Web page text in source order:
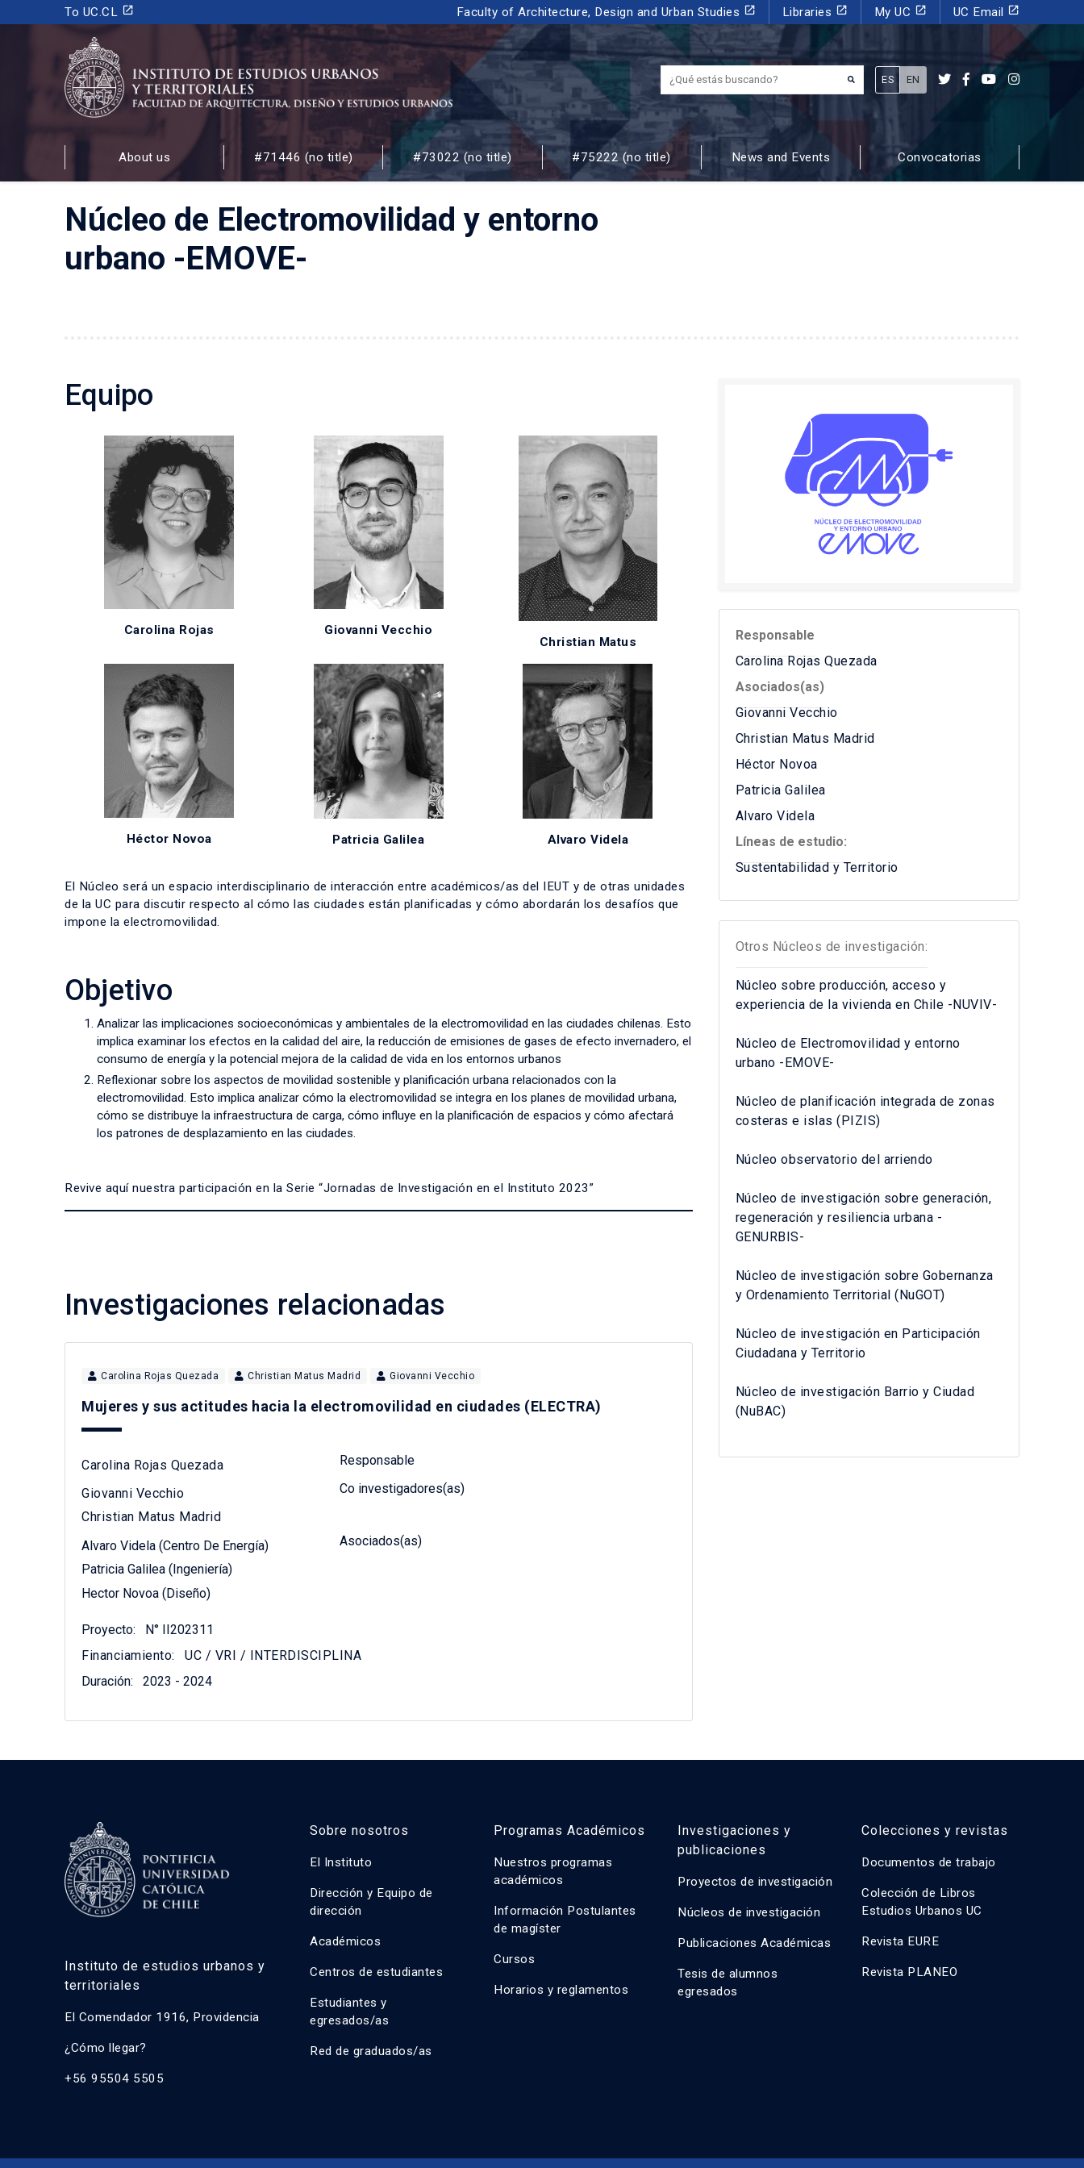
To UC.CL launch Faculty of Architecture, Design and Urban Studies launch Libraries launch My UC launch UC Email launch
INSTITUTO DE ESTUDIOS URBANOS
Y TERRITORIALES
FACULTAD DE ARQUITECTURA, DISEÑO Y ESTUDIOS URBANOS
¿Qué estás buscando?
ES EN
About us #71446 (no title) #73022 (no title) #75222 (no title) News and Events Convocatorias
Núcleo de Electromovilidad y entorno
urbano -EMOVE-
Equipo
Carolina Rojas
Giovanni Vecchio
Christian Matus
Héctor Novoa Patricia Galilea Alvaro Videla
El Núcleo será un espacio interdisciplinario de interacción entre académicos/as del IEUT y de otras unidades
de la UC para discutir respecto al cómo las ciudades están planificadas y cómo abordarán los desafíos que
impone la electromovilidad.
Objetivo
Analizar las implicaciones socioeconómicas y ambientales de la electromovilidad en las ciudades chilenas. Esto
implica examinar los efectos en la calidad del aire, la reducción de emisiones de gases de efecto invernadero, el
consumo de energía y la potencial mejora de la calidad de vida en los entornos urbanos
Reflexionar sobre los aspectos de movilidad sostenible y planificación urbana relacionados con la
electromovilidad. Esto implica analizar cómo la electromovilidad se integra en los planes de movilidad urbana,
cómo se distribuye la infraestructura de carga, cómo influye en la planificación de espacios y cómo afectará
los patrones de desplazamiento en las ciudades.
Revive aquí nuestra participación en la Serie “Jornadas de Investigación en el Instituto 2023”
Investigaciones relacionadas
Carolina Rojas Quezada Christian Matus Madrid Giovanni Vecchio
Mujeres y sus actitudes hacia la electromovilidad en ciudades (ELECTRA)
Carolina Rojas Quezada Responsable
Giovanni Vecchio
Christian Matus Madrid
Co investigadores(as)
Alvaro Videla (Centro De Energía)
Patricia Galilea (Ingeniería)
Hector Novoa (Diseño)
Asociados(as)
Proyecto:
N° II202311
Financiamiento:
UC / VRI / INTERDISCIPLINA
Duración:
2023 - 2024
Responsable
Carolina Rojas Quezada
Asociados(as)
Giovanni Vecchio
Christian Matus Madrid
Héctor Novoa
Patricia Galilea
Alvaro Videla
Líneas de estudio:
Sustentabilidad y Territorio
Otros Núcleos de investigación:
Núcleo sobre producción, acceso y
experiencia de la vivienda en Chile -NUVIV-
Núcleo de Electromovilidad y entorno
urbano -EMOVE-
Núcleo de planificación integrada de zonas
costeras e islas (PIZIS)
Núcleo observatorio del arriendo
Núcleo de investigación sobre generación,
regeneración y resiliencia urbana -
GENURBIS-
Núcleo de investigación sobre Gobernanza
y Ordenamiento Territorial (NuGOT)
Núcleo de investigación en Participación
Ciudadana y Territorio
Núcleo de investigación Barrio y Ciudad
(NuBAC)
Instituto de estudios urbanos y
territoriales
El Comendador 1916, Providencia
¿Cómo llegar?
+56 95504 5505
Sobre nosotros
El Instituto
Dirección y Equipo de
dirección
Académicos
Centros de estudiantes
Estudiantes y
egresados/as
Red de graduados/as
Programas Académicos
Nuestros programas
académicos
Información Postulantes
de magíster
Cursos
Horarios y reglamentos
Investigaciones y
publicaciones
Proyectos de investigación
Núcleos de investigación
Publicaciones Académicas
Tesis de alumnos
egresados
Colecciones y revistas
Documentos de trabajo
Colección de Libros
Estudios Urbanos UC
Revista EURE
Revista PLANEO